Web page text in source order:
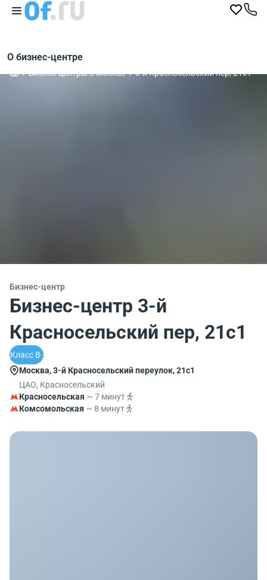
О бизнес-центре
Бизнес-центры в Москве 3-й Красносельский пер, 21с1
Бизнес-центр
Бизнес-центр 3-й
Красносельский пер, 21с1
Класс B-
Москва, 3-й Красносельский переулок, 21с1
ЦАО, Красносельский
Красносельская ~ 7 минут
Комсомольская ~ 8 минут